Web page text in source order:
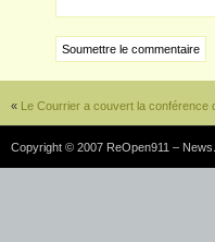
« Le Courrier a couvert la conférence
Copyright © 2007 ReOpen911 –